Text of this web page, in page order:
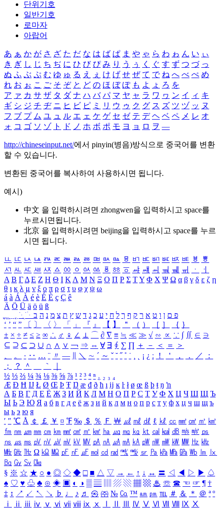
단위기호
일반기호
로마자
아랍어
あ ぁ か が さ ざ た だ な は ば ぱ ま や ゃ ら わ ゎ ん い ぃ
き ぎ し じ ち ぢ に ひ び ぴ み り う ぅ く ぐ す ず つ づ っ
ぬ ふ ぶ ぷ む ゆ ゅ る え ぇ け げ せ ぜ て で ね へ べ ぺ め
れ お ぉ こ ご そ ぞ と ど の ほ ぼ ぽ も よ ょ ろ を
ア ァ カ サ ザ タ ダ ナ ハ バ パ マ ヤ ャ ラ ワ ヮ ン イ ィ キ
ギ シ ジ チ ヂ ニ ヒ ビ ピ ミ リ ウ ゥ ク グ ス ズ ツ ヅ ッ ヌ
フ ブ プ ム ユ ュ ル エ ェ ケ ゲ セ ゼ テ デ ヘ ベ ペ メ レ オ
ォ コ ゴ ソ ゾ ト ド ノ ホ ボ ポ モ ヨ ョ ロ ヲ ―
http://chineseinput.net/에서 pinyin(병음)방식으로 중국어를 변환
할 수 있습니다.
변환된 중국어를 복사하여 사용하시면 됩니다.
예시)
中文 을 입력하시려면 zhongwen을 입력하시고 space를
누르시면됩니다.
北京 을 입력하시려면 beijing을 입력하시고 space를 누르
시면 됩니다.
ㅥ ㅦ ㅧ ㅨ ㅩ ㅪ ㅫ ㅬ ㅭ ㅮ ㅯ ㅰ ㅱ ㅲ ㅳ ㅴ ㅵ ㅶ ㅷ ㅸ
ㅹ
ㅺ ㅻ ㅼ ㅽ ㅾ ㅿ ㆀ ㆁ ㆂ ㆃ ㆄ ㆅ ㆆ ㆇ ㆈ ㆉ ㆊ ㆋ ㆌ ㆍ
ㆎ
Α Β ΓΔ Ε Ζ Η Θ Ι ΚΛ Μ Ν Ξ Ο Π Ρ Σ ΤΥ Φ Χ Ψ Ω α β γ δ ε ζ η
θ ι κ λ μ ν ξ ο π ρ σ τ υ φ χ ψ ω
á à Á À é è É È ç Ç ê
Ä Ö Ü ä ö ü ß
ִֶֹ ֻּ ׁׂ פ ם ן ו ט א ר ק ף ך ל ח י ע כ ג ד ש ץ ת צ מ נ ה ב
‘ ’ “ ” 〔 〕 〈 〉 「 」 『 』 【 】 ＂ （ ） ［ ］ ｛ ｝
± × ÷ ≠ ≤ ≥ ∞ ∴ ♂ ♀ ∠ ⊥ ⌒ ∂ ∇ ≡ ≒ ≪ ≫ √ ∽ ∝ ∵ ∫ ∬ ∈ ∋
⊆ ⊇ ⊂ ⊃ ∪ ∩ ∧ ∨ ￢ ⇒ ⇔ ∀ ∃ ∮ ∑ ∏ ＋ － ＜ ＝
＞
、
。 · ‥ … ¨ 〃 ― ＼ ∼ ´ ～ ˇ ˘ ˝ ˚ ˙ ¸ ¡ ¿ ː ！ ＇ ， ． ／
：
；
？ ＾ ｀
½ ⅓ ⅔ ¼ ¾ ⅛ ⅜ ⅝ ⅞ ¹ ² ³ ⁴ ⁿ ₁ ₂ ₃ ₄
Æ Ð Ħ Ĳ Ł Ø Œ Þ Ŧ Ŋ æ đ ð ħ ı ĳ ĸ ŀ ł ø œ ß þ ŧ ŋ ŉ
А Б В Г Д Е Ё Ж З И Й К Л М Н О П Р С Т У Ф Х Ц Ч Ш Щ Ъ
Ы Ь Э Ю Я а б в г д е ё ж з и й к л м н о п р с т у ф х ц ч ш щ ъ
ы ь э ю я
′ ″ ℃ Å ￠ ￡ ￥ ¤ ℉ ‰ ＄ ％ Ｆ ￦ ㎕ ㎖ ㎗ ℓ ㎘ ㏄ ㎣ ㎤ ㎥ ㎦
㎙ ㎚ ㎛ ㎜ ㎝ ㎞ ㎟ ㎠ ㎡ ㎢ ㏊ ㎍ ㎎ ㎏ ㏏ ㎈ ㎉ ㏈ ㎧ ㎨ ㎰
㎱ ㎲ ㎳ ㎴ ㎵ ㎶ ㎷ ㎸ ㎹ ㎀ ㎁ ㎂ ㎃ ㎄ ㎺ ㎻ ㎽ ㎾ ㎿ ㎐ ㎑
㎒ ㎓ ㎔ Ω ㏀ ㏁ ㎊ ㎋ ㎌ ㏖ ㏅ ㎭ ㎮ ㎯ ㏛ ㎩ ㎪ ㎫ ㎬ ㏝ ㏐
㏓
㏃ ㏉ ㏜ ㏆
§ ※ ☆ ★ ○ ● ◎ ◇ ◆ □ ■ △ ▽ → ← ↑ ↓ ↔ 〓 ◁ ◀ ▷ ▶ ♤
♠ ♡ ♥ ♧ ♣ ⊙ ◈ ▣ ◐ ◑ ▒ ▤ ▨ ▧ ▦ ▩ ♨ ☏ ☎ ☜ ☞ ¶ †
‡ ↕ ↗ ↙ ↖ ↘ ♭ ♩ ♪ ♬ ㉿ ㈜ № ㏇ ™ ㏂ ㏘ ℡ ＃ ＆ ＊ ＠ ª º
ⅰ
ⅱ ⅲ ⅳ ⅴ ⅵ ⅶ ⅷ ⅸ ⅹ Ⅳ Ⅴ Ⅵ Ⅶ Ⅷ Ⅸ Ⅹ